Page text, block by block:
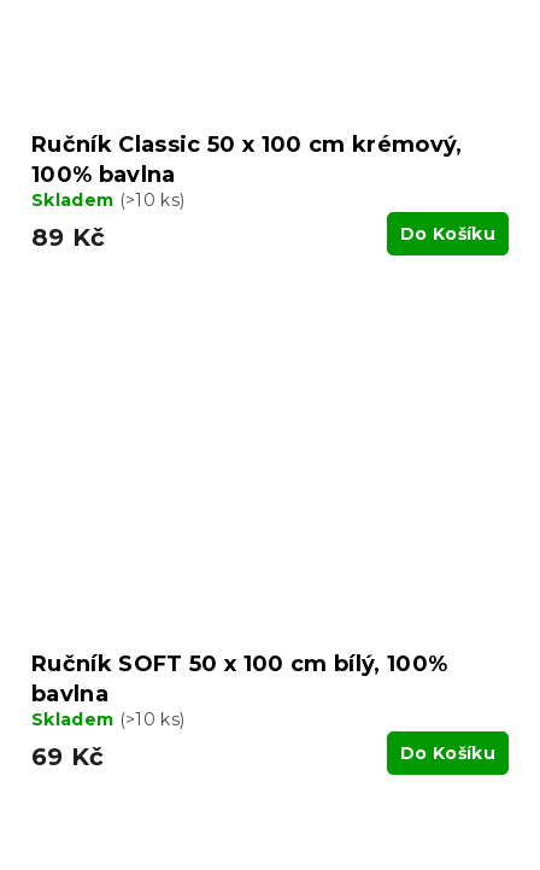
Ručník Classic 50 x 100 cm krémový,
100% bavlna
Skladem (>10 ks)
89 Kč Do Košíku
Ručník SOFT 50 x 100 cm bílý, 100%
bavlna
Skladem (>10 ks)
69 Kč Do Košíku